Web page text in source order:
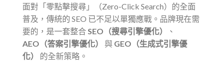
面對「零點擊搜尋」（Zero-Click Search）的全面
普及，傳統的 SEO 已不足以單獨應戰。品牌現在需
要的，是一套整合SEO（搜尋引擎優化）
、
AEO（答案引擎優化）
與 GEO（生成式引擎優
化）
的全新策略。